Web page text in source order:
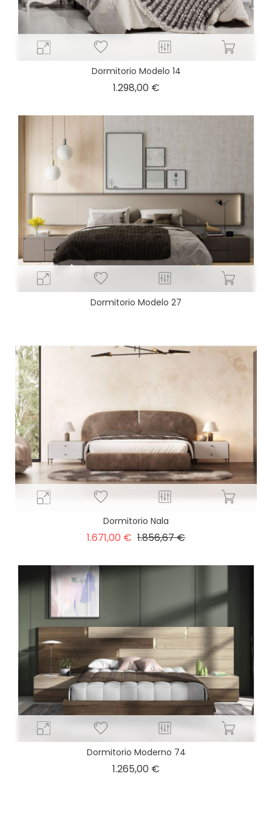
Dormitorio Modelo 14
1.298,00 €Precio
Dormitorio Modelo 27
Dormitorio Nala
1.671,00 € Precio
1.856,67 €Precio
Dormitorio Moderno 74
1.265,00 €